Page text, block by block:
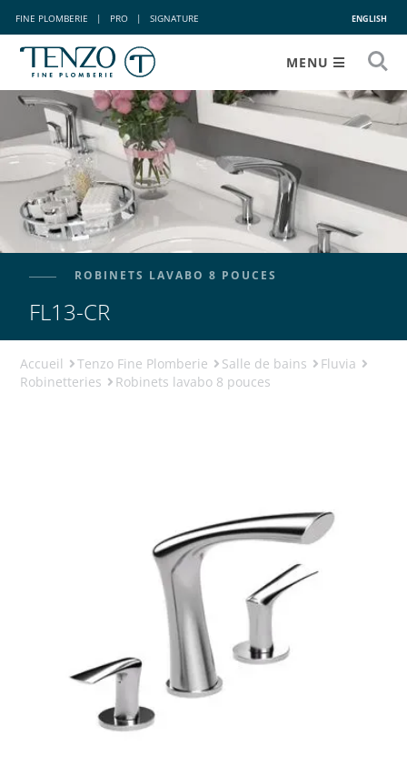
FINE PLOMBERIE | PRO | SIGNATURE ENGLISH
MENU
ROBINETS LAVABO 8 POUCES
FL13-CR
Accueil Tenzo Fine Plomberie Salle de bains
Fluvia
Robinetteries
Robinets lavabo 8 pouces